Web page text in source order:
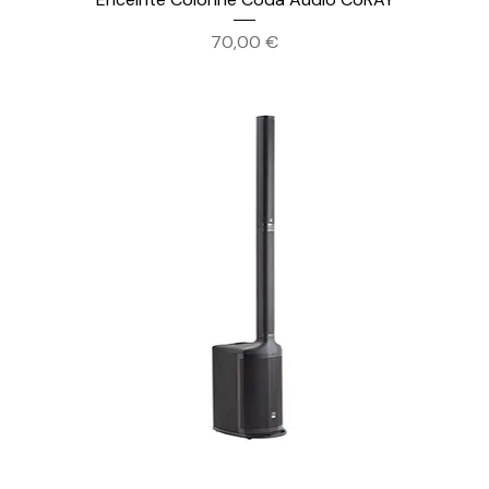
Prix
70,00 €